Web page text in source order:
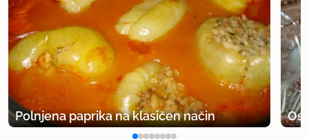
Polnjena paprika na klasičen način